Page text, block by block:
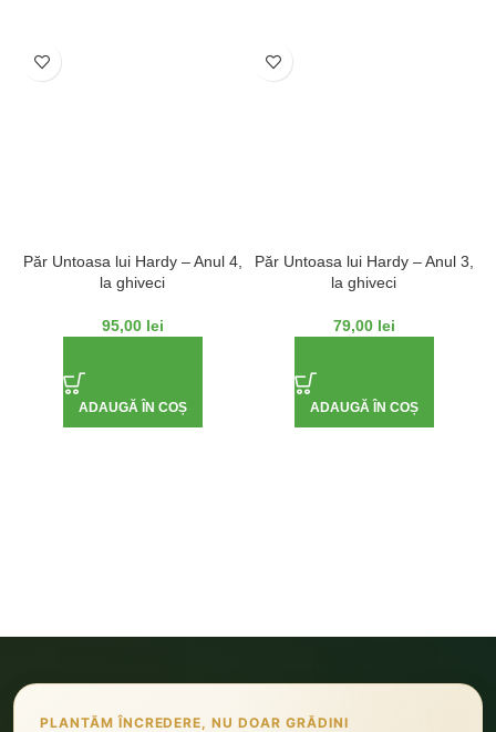
Păr Untoasa lui Hardy – Anul 4,
la ghiveci
95,00 lei
ADAUGĂ ÎN COȘ
Păr Untoasa lui Hardy – Anul 3,
la ghiveci
79,00 lei
ADAUGĂ ÎN COȘ
PLANTĂM ÎNCREDERE, NU DOAR GRĂDINI